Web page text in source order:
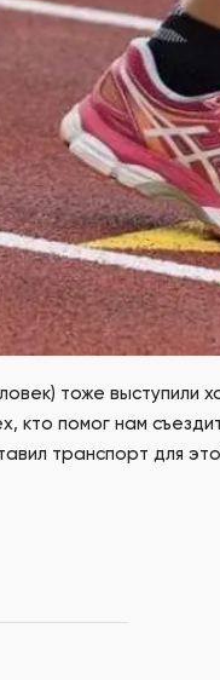
разных
оказались
абсолютного
(ЦМП-4), который
заняла 1-е место
тоже выступили
помог нам
транспорт для